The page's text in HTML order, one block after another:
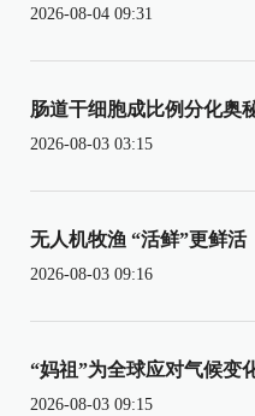
2026-08-04 09:31
肠道干细胞成比例分化奥
2026-08-03 03:15
无人机牧渔 “活鲜”更鲜活
2026-08-03 09:16
“妈祖”为全球应对气候变
2026-08-03 09:15